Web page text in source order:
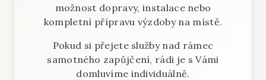
možnost dopravy, instalace nebo
kompletní přípravu výzdoby na místě.
Pokud si přejete služby nad rámec
samotného zapůjčení, rádi je s Vámi
domluvíme individuálně.